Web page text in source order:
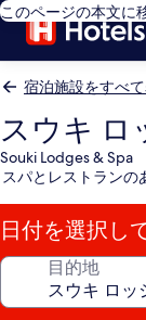
このページの本文に
宿泊施設をすべ
スウキ ロ
Souki Lodges & Spa
スパとレストランの
日付を選択し
目的地